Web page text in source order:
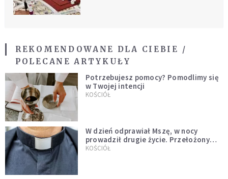
REKOMENDOWANE DLA CIEBIE /
POLECANE ARTYKUŁY
Potrzebujesz pomocy? Pomodlimy się
w Twojej intencji
KOŚCIÓŁ
W dzień odprawiał Mszę, w nocy
prowadził drugie życie. Przełożony
kazał mu opuścić zakon
KOŚCIÓŁ